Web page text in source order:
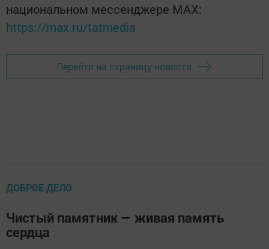
национальном мессенджере MАХ:
https://max.ru/tatmedia
Перейти на страницу новости
ДОБРОЕ ДЕЛО
Чистый памятник — живая память
сердца